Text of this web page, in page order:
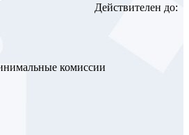
Действителен до:
комиссии